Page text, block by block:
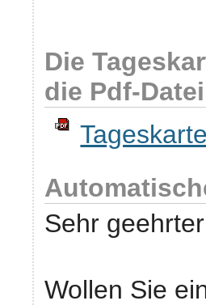
Die
die Pdf-
Sehr
Wollen Sie